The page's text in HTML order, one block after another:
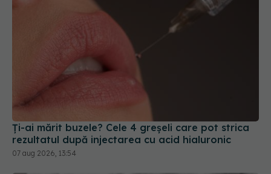
Ți-ai mărit buzele? Cele 4 greșeli care pot strica
rezultatul după injectarea cu acid hialuronic
07 aug 2026, 13:54